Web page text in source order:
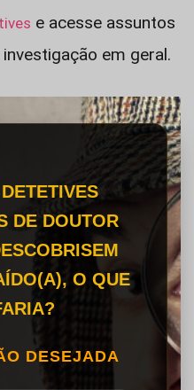
e acesse assuntos
em geral.
DE DOUTOR
O QUE
DESEJADA